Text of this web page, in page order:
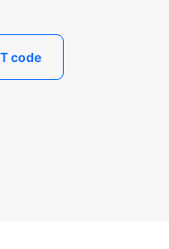
code